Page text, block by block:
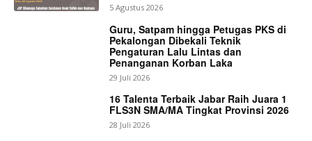
5 Agustus 2026
Guru, Satpam hingga Petugas PKS di
Pekalongan Dibekali Teknik
Pengaturan Lalu Lintas dan
Penanganan Korban Laka
29 Juli 2026
16 Talenta Terbaik Jabar Raih Juara 1
FLS3N SMA/MA Tingkat Provinsi 2026
28 Juli 2026